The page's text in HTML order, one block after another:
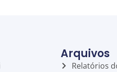
Arquivos
Relatórios